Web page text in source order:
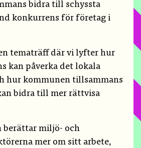
bidra till schyssta
konkurrens för företag i
tematräff där vi lyfter hur
kan påverka det lokala
hur kommunen tillsammans
bidra till mer rättvisa
berättar miljö- och
mer om sitt arbete,